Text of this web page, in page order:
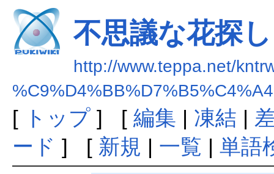
不思議な花探し
http://www.teppa.net/
[ トップ] [ 編集 | 凍結 |
ード ] [ 新規 | 一覧 | 単語